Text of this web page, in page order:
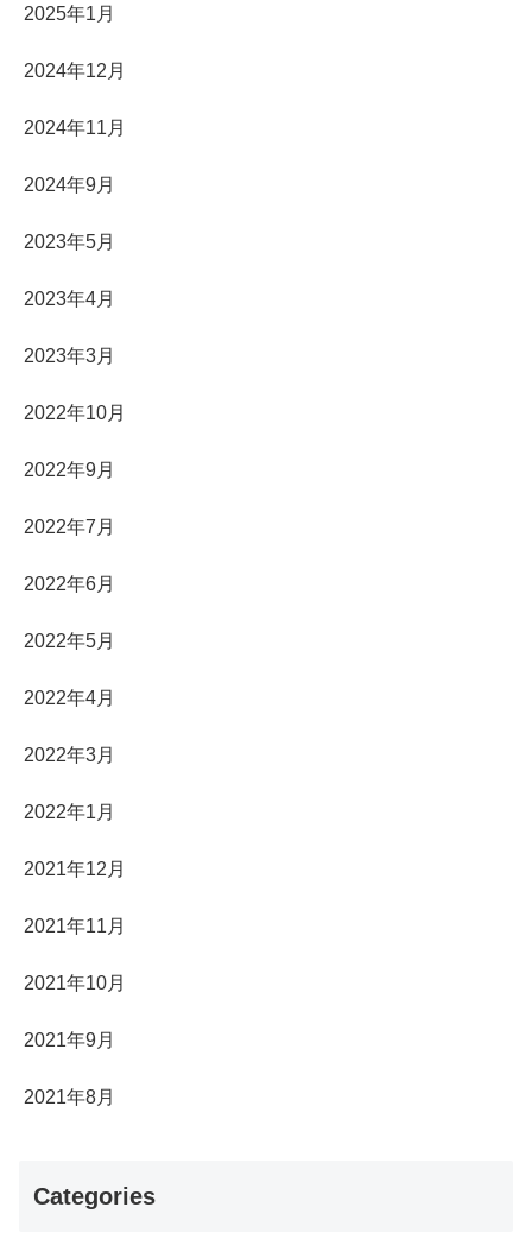
2025年1月
2024年12月
2024年11月
2024年9月
2023年5月
2023年4月
2023年3月
2022年10月
2022年9月
2022年7月
2022年6月
2022年5月
2022年4月
2022年3月
2022年1月
2021年12月
2021年11月
2021年10月
2021年9月
2021年8月
Categories